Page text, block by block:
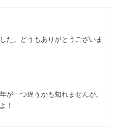
た。どうもありがとうございま
が一つ違うかも知れませんが。
！